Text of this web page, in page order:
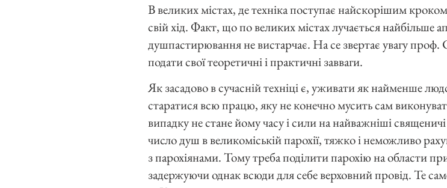
В великих містах, де техніка поступає найскорішим
свій хід. Факт, що по великих містах лучається найбільше
душпастирювання не вистарчає. На се звертає увагу проф.
подати свої теоретичні і практичні завваги.
Як засадово в сучасній техніці є, уживати як найменше
старатися всю працю, яку не конечно мусить сам
випадку не стане йому часу і сили на найважніші
число душ в великоміській парохії, тяжко і неможливо
з парохіянами. Тому треба поділити парохію на области
задержуючи однак всюди для себе верховний провід. Те